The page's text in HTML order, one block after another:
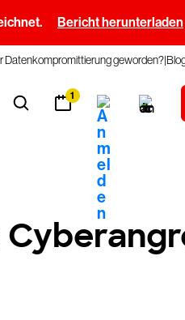
Bericht herunterladen
Datenkompromittierung geworden?
1